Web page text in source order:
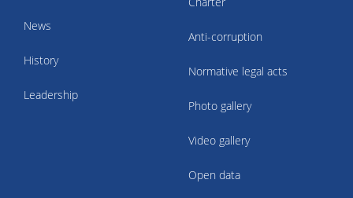
News
History
Leadership
Anti-corruption
Normative legal acts
Photo gallery
Video gallery
Open data